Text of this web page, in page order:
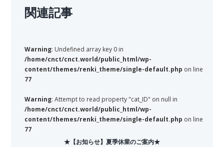
関連記事
Warning: Undefined array key 0 in
/home/cnct/cnct.world/public_html/wp-
content/themes/renki_theme/single-default.php on line
77
Warning: Attempt to read property "cat_ID" on null in
/home/cnct/cnct.world/public_html/wp-
content/themes/renki_theme/single-default.php on line
77
★【お知らせ】夏季休業のご案内★